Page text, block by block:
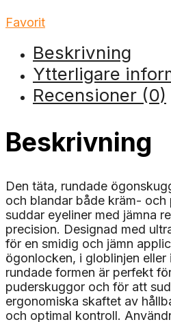
Favorit
Beskrivning
Ytterligare
Recensioner (0)
Beskrivning
Den täta, rundade
och blandar både kräm- och
suddar eyeliner med jämna
precision. Designad med
för en smidig och jämn
ögonlocken, i globlinjen
rundade formen är perfekt
puderskuggor och för att
ergonomiska skaftet av
och optimal kontroll.